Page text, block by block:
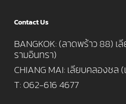
Contact Us
BANGKOK: (ลาดพร้าว 88)
รามอินทรา)
CHIANG MAI: เลียบคลองชล
T: 062-616 4677